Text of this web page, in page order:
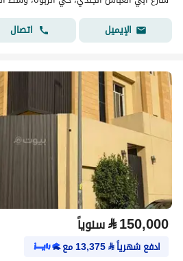
الإيميل
اتصال
⃁150,000 سنوياً
ادفع شهرياً⃁
13,375مع